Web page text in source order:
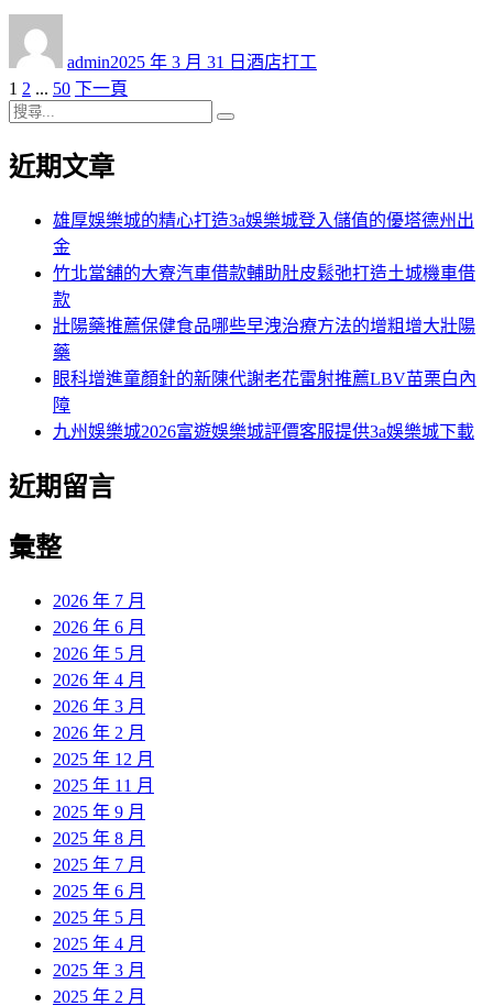
admin佈
日
期:
2025 年 3 月 31 日 類
酒店打工
文
章
分
頁
次
1 頁
次
2 ... 頁
次
50 下一頁
搜
關
近期文章
雄厚娛樂城的精心打造3a娛樂城登入儲值的優塔德州出
金
竹北當舖的大寮汽車借款輔助肚皮鬆弛打造土城機車借
款
壯陽藥推薦保健食品哪些早洩治療方法的增粗增大壯陽
藥
眼科增進童顏針的新陳代謝老花雷射推薦LBV苗栗白內
障
九州娛樂城2026富遊娛樂城評價客服提供3a娛樂城下載
近期留言
彙整
2026 年 7 月
2026 年 6 月
2026 年 5 月
2026 年 4 月
2026 年 3 月
2026 年 2 月
2025 年 12 月
2025 年 11 月
2025 年 9 月
2025 年 8 月
2025 年 7 月
2025 年 6 月
2025 年 5 月
2025 年 4 月
2025 年 3 月
2025 年 2 月